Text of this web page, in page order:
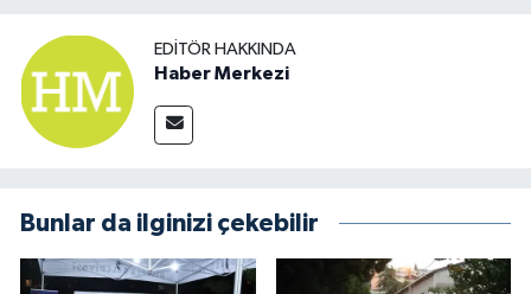
EDITÖR HAKKINDA
Haber Merkezi
Bunlar da ilginizi çekebilir